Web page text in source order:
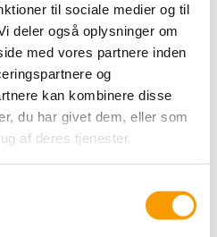
til sociale medier og til
deler også oplysninger om
med vores partnere inden
og
kan kombinere disse
du har givet dem, eller som
af deres tjenester.
20-12-2014 - 09:56
ønsker god jul og et godt nyt
og alle de frivillige hjælpere, der
og dermed dansk